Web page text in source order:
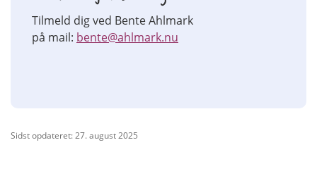
Tilmeld dig ved Bente Ahlmark
på mail: bente@ahlmark.nu
Sidst opdateret: 27. august 2025